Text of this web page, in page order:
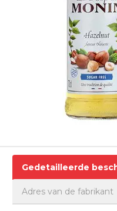
Gedetailleerde
Adres van de fabrikant